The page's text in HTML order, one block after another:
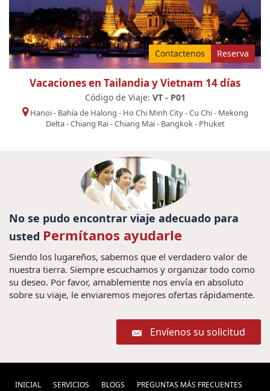
Contactenos Reserva
Vacaciones en Tailandia y Vietnam 14 días
Código de Viaje: VT - P01
Hanoi- Bahía de Halong - Ho Chi Minh City-Cu Chi- Mekong
Delta-Chiang Rai-Chiang Mai- Bangkok- Phuket
No se pudo encontrar viaje adecuado para
usted Permítanos ayudarle
Siendo los lugareños, sabemos que el verdadero valor de
nuestra tierra. Siempre escuchamos y organizar todo como
su deseo. Por favor, amablemente nos envía en absoluto
sobre su viaje, le enviaremos mejores ofertas rápidamente.
Envíenos su solicitud
INICIAL SERVICIOS BLOGS
PREGUNTAS MÁS FRECUENTES